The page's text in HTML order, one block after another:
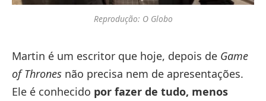
Reprodução: O Globo
Martin é um escritor que hoje, depois de Game
of Thrones não precisa nem de apresentações.
Ele é conhecido por fazer de tudo, menos